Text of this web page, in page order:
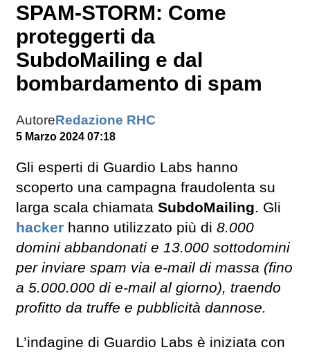
SPAM-STORM: Come
proteggerti da
SubdoMailing e dal
bombardamento di spam
AutoreRedazione RHC
5 Marzo 2024 07:18
Gli esperti di Guardio Labs hanno
scoperto una campagna fraudolenta su
larga scala chiamata SubdoMailing. Gli
hacker hanno utilizzato più di 8.000
domini abbandonati e 13.000 sottodomini
per inviare spam via e-mail di massa (fino
a 5.000.000 di e-mail al giorno), traendo
profitto da truffe e pubblicità dannose.
L’indagine di Guardio Labs è iniziata con